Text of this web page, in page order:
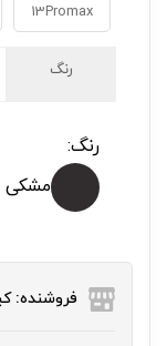
13Promax
رنگ
رنگ:
مشکی
فروشنده: